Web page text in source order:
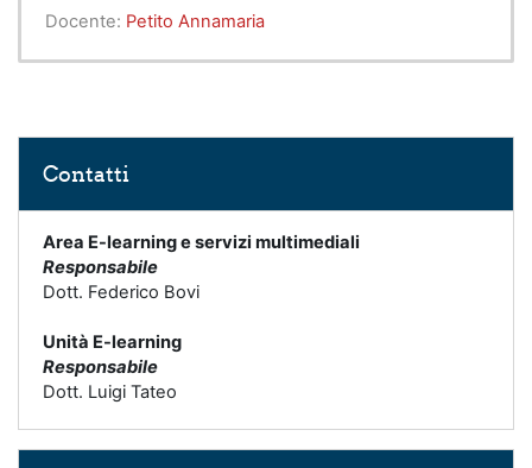
Docente: Petito Annamaria
Contatti
Area E-learning e servizi multimediali
Responsabile
Dott. Federico Bovi
Unità E-learning
Responsabile
Dott. Luigi Tateo